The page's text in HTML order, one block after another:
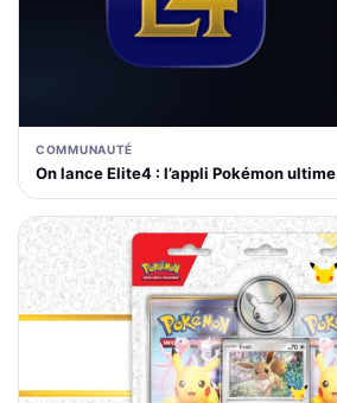
COMMUNAUTÉ
On lance Elite4 : l’appli Pokémon ultime